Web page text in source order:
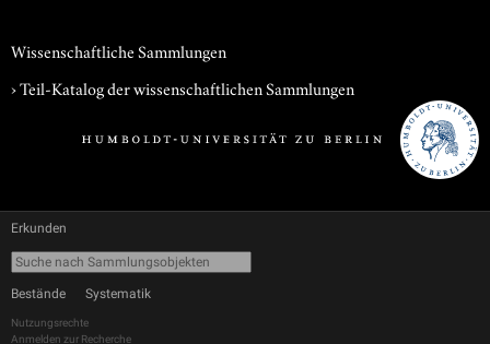
Wissenschaftliche Sammlungen
› Teil-Katalog der wissenschaftlichen Sammlungen
Erkunden
Bestände Systematik
Nutzungsrechte
Anmelden zur Recherche